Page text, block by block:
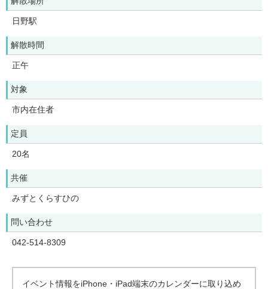
日野駅
解散時間
正午
対象
市内在住者
定員
20名
共催
みずとくらすひの
問い合わせ
042-514-8309
イベント情報をiPhone・iPad端末のカレンダーに取り込め